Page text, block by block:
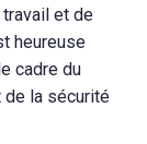
et de
heureuse
cadre du
de la sécurité